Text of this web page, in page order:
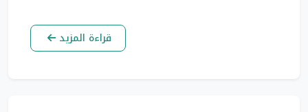
قراءة المزيد